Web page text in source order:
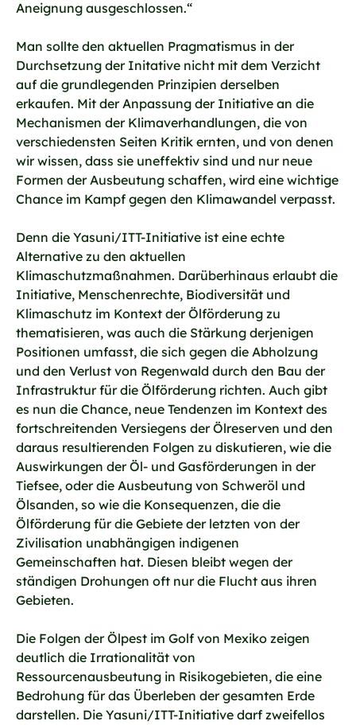
Aneignung ausgeschlossen.“
Man sollte den aktuellen Pragmatismus in der
Durchsetzung der Initative nicht mit dem Verzicht
auf die grundlegenden Prinzipien derselben
erkaufen. Mit der Anpassung der Initiative an die
Mechanismen der Klimaverhandlungen, die von
verschiedensten Seiten Kritik ernten, und von denen
wir wissen, dass sie uneffektiv sind und nur neue
Formen der Ausbeutung schaffen, wird eine wichtige
Chance im Kampf gegen den Klimawandel verpasst.
Denn die Yasuni/ITT-Initiative ist eine echte
Alternative zu den aktuellen
Klimaschutzmaßnahmen. Darüberhinaus erlaubt die
Initiative, Menschenrechte, Biodiversität und
Klimaschutz im Kontext der Ölförderung zu
thematisieren, was auch die Stärkung derjenigen
Positionen umfasst, die sich gegen die Abholzung
und den Verlust von Regenwald durch den Bau der
Infrastruktur für die Ölförderung richten. Auch gibt
es nun die Chance, neue Tendenzen im Kontext des
fortschreitenden Versiegens der Ölreserven und den
daraus resultierenden Folgen zu diskutieren, wie die
Auswirkungen der Öl- und Gasförderungen in der
Tiefsee, oder die Ausbeutung von Schweröl und
Ölsanden, so wie die Konsequenzen, die die
Ölförderung für die Gebiete der letzten von der
Zivilisation unabhängigen indigenen
Gemeinschaften hat. Diesen bleibt wegen der
ständigen Drohungen oft nur die Flucht aus ihren
Gebieten.
Die Folgen der Ölpest im Golf von Mexiko zeigen
deutlich die Irrationalität von
Ressourcenausbeutung in Risikogebieten, die eine
Bedrohung für das Überleben der gesamten Erde
darstellen. Die Yasuni/ITT-Initiative darf zweifellos